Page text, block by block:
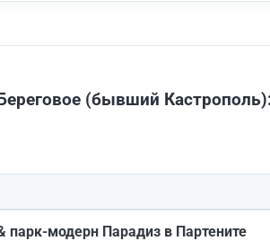
(бывший
парк-модерн Парадиз в Партените